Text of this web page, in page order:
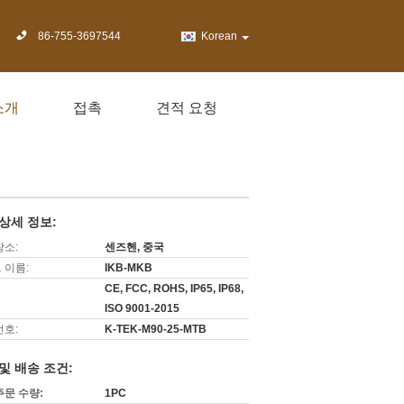
86-755-3697544 Korean
개 접촉 견적 요청
세 정보:
소:
센즈헨, 중국
이름:
IKB-MKB
CE, FCC, ROHS, IP65, IP68,
ISO 9001-2015
호:
K-TEK-M90-25-MTB
배송 조건:
문 수량: 1PC